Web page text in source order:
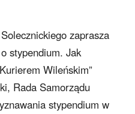
zaprasza
stypendium. Jak
Wileńskim”
Rada Samorządu
stypendium w